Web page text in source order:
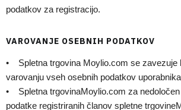
podatkov za registracijo.
VAROVANJE OSEBNIH PODATKOV
• Spletna trgovina Moylio.com se zavezuje
varovanju vseh osebnih podatkov
• Spletna trgovinaMoylio.com za
podatke registriranih članov spletne